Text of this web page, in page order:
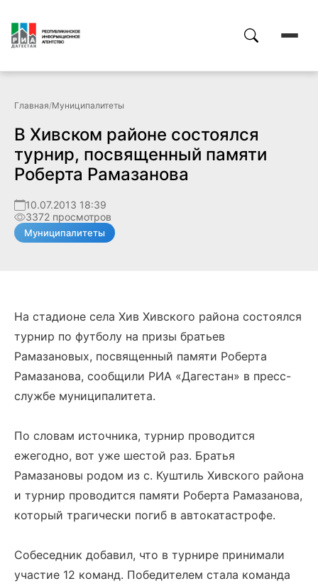
Главная/Муниципалитеты
В Хивском районе состоялся
турнир, посвященный памяти
Роберта Рамазанова
10.07.2013 18:39
3372 просмотров
Муниципалитеты
На стадионе села Хив Хивского района состоялся
турнир по футболу на призы братьев
Рамазановых, посвященный памяти Роберта
Рамазанова, сообщили РИА «Дагестан» в пресс-
службе муниципалитета.
По словам источника, турнир проводится
ежегодно, вот уже шестой раз. Братья
Рамазановы родом из с. Куштиль Хивского района
и турнир проводится памяти Роберта Рамазанова,
который трагически погиб в автокатастрофе.
Собеседник добавил, что в турнире принимали
участие 12 команд. Победителем стала команда